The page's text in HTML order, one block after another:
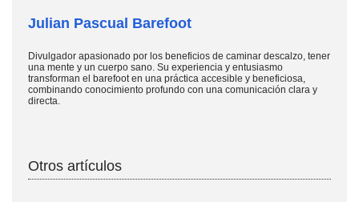
Julian Pascual Barefoot
Divulgador apasionado por los beneficios de caminar descalzo, tener
una mente y un cuerpo sano. Su experiencia y entusiasmo
transforman el barefoot en una práctica accesible y beneficiosa,
combinando conocimiento profundo con una comunicación clara y
directa.
Otros artículos